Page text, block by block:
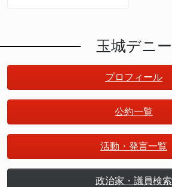
玉城デニー
プロフィール
公約一覧
活動・発言一覧
政治家・議員検索